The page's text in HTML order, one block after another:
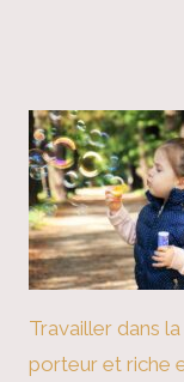
Travailler dans
porteur et riche